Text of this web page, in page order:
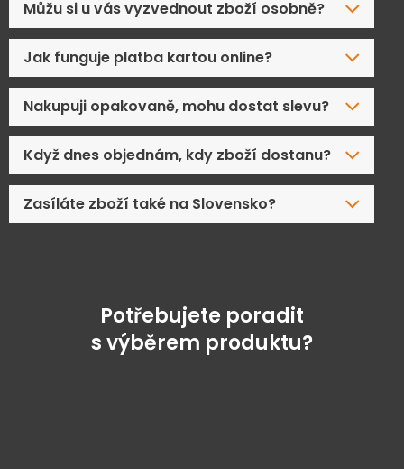
Můžu si u vás vyzvednout zboží osobně?
Jak funguje platba kartou online?
Nakupuji opakovaně, mohu dostat slevu?
Když dnes objednám, kdy zboží dostanu?
Zasíláte zboží také na Slovensko?
Potřebujete poradit
s výběrem produktu?